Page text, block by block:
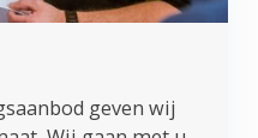
geven wij